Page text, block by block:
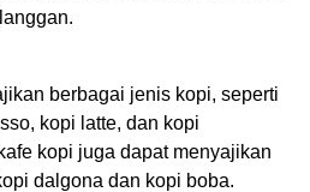
berbagai jenis kopi, seperti
kopi latte, dan kopi
kopi juga dapat menyajikan
dalgona dan kopi boba.